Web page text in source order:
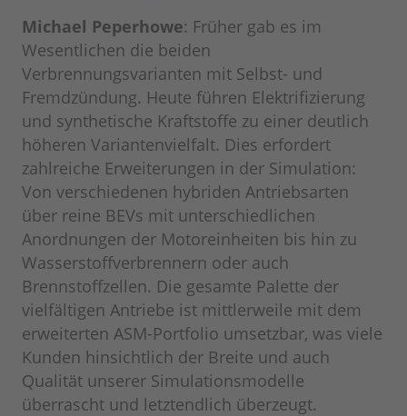
Michael Peperhowe: Früher gab es im
Wesentlichen die beiden
Verbrennungsvarianten mit Selbst- und
Fremdzündung. Heute führen Elektrifizierung
und synthetische Kraftstoffe zu einer deutlich
höheren Variantenvielfalt. Dies erfordert
zahlreiche Erweiterungen in der Simulation:
Von verschiedenen hybriden Antriebsarten
über reine BEVs mit unterschiedlichen
Anordnungen der Motoreinheiten bis hin zu
Wasserstoffverbrennern oder auch
Brennstoffzellen. Die gesamte Palette der
vielfältigen Antriebe ist mittlerweile mit dem
erweiterten ASM-Portfolio umsetzbar, was viele
Kunden hinsichtlich der Breite und auch
Qualität unserer Simulationsmodelle
überrascht und letztendlich überzeugt.